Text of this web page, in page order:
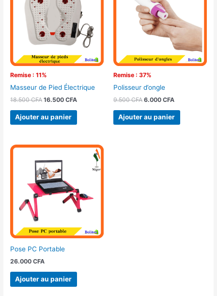
Remise : 11%
Masseur de Pied Électrique
18.500CFA
18.500 CFA.
16.500CFA
16.500 CFA.
Ajouter au panier
Remise : 37%
Polisseur d’ongle
9.500CFA
9.500 CFA.
6.000 CFA
Ajouter au panier
Pose PC Portable
26.000CFA
Ajouter au panier